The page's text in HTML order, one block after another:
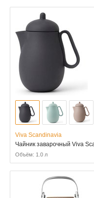
Viva Scandinavia
Чайник заварочный Viva
Объём: 1.0 л